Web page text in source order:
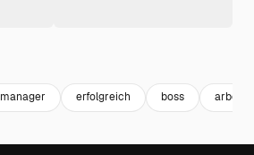
manager erfolgreich boss